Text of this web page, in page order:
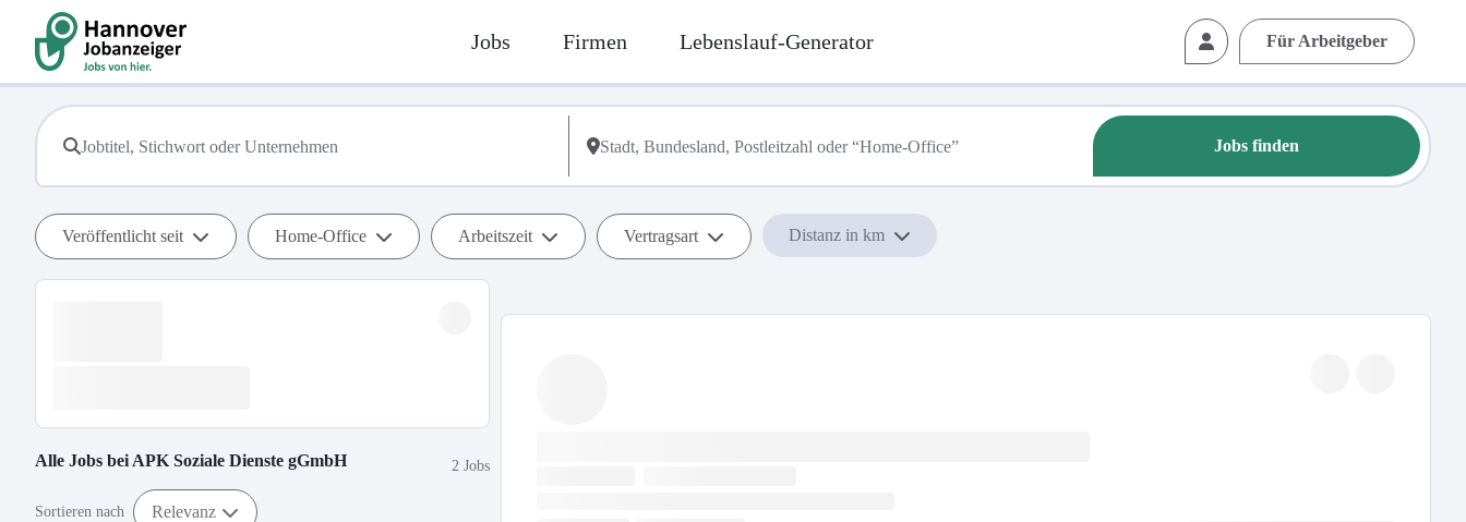
Jobs Firmen Lebenslauf-Generator Für Arbeitgeber
Jobs finden
Veröffentlicht seit Home-Office Arbeitszeit Vertragsart Distanz in km
Alle Jobs bei APK Soziale Dienste gGmbH 2 Jobs
Sortieren nach Relevanz